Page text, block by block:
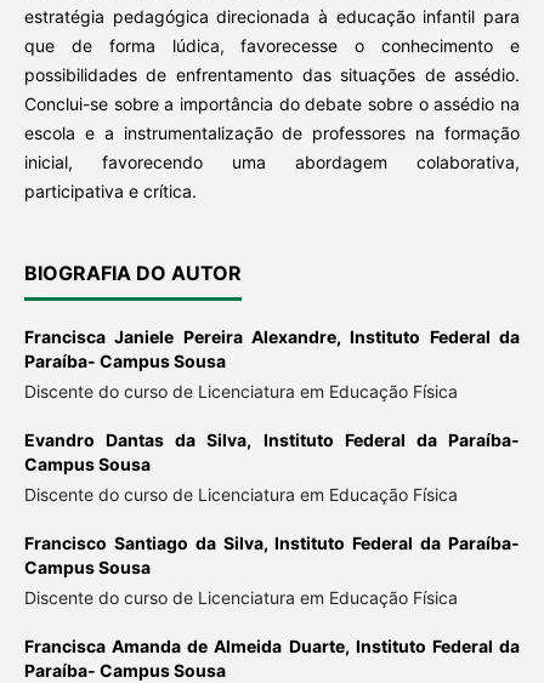
estratégia pedagógica direcionada à educação infantil para
que de forma lúdica, favorecesse o conhecimento e
possibilidades de enfrentamento das situações de assédio.
Conclui-se sobre a importância do debate sobre o assédio na
escola e a instrumentalização de professores na formação
inicial, favorecendo uma abordagem colaborativa,
participativa e crítica.
BIOGRAFIA DO AUTOR
Francisca Janiele Pereira Alexandre,Instituto Federal da
Paraíba- Campus Sousa
Discente do curso de Licenciatura em Educação Física
Evandro Dantas da Silva, Instituto Federal da Paraíba-
Campus Sousa
Discente do curso de Licenciatura em Educação Física
Francisco Santiago da Silva,Instituto Federal da Paraíba-
Campus Sousa
Discente do curso de Licenciatura em Educação Física
Francisca Amanda de Almeida Duarte, Instituto Federal da
Paraíba- Campus Sousa